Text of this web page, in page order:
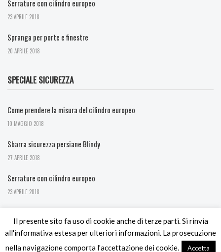
Serrature con cilindro europeo
23 APRILE 2018
Spranga per porte e finestre
20 APRILE 2018
SPECIALE SICUREZZA
Come prendere la misura del cilindro europeo
10 MAGGIO 2018
Sbarra sicurezza persiane Blindy
27 APRILE 2018
Serrature con cilindro europeo
23 APRILE 2018
© Copyright 2024. Ferramenta Utensileria Bernasconi - p.iva
Il presente sito fa uso di cookie anche di terze parti. Si rinvia
all'informativa estesa per ulteriori informazioni. La prosecuzione
nella navigazione comporta l'accettazione dei cookie.
Accetta